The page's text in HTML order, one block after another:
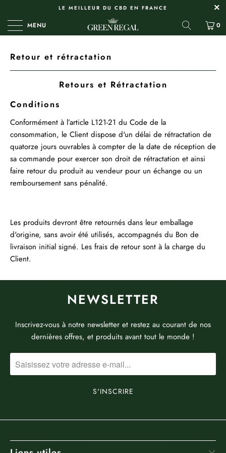
LE MEILLEUR DU CBD EN FRANCE
MENU 0
Retour et rétractation
Retours et Rétractation
Conditions
Conformément à l’article L121-21 du Code de la
consommation, le Client dispose d'un délai de rétractation de
quatorze jours ouvrables à compter de la date de réception de
sa commande pour exercer son droit de rétractation et ainsi
faire retour du produit au vendeur pour un échange ou un
remboursement sans pénalité.
Les produits devront être retournés dans leur emballage
d'origine, sans avoir été utilisés, accompagnés du Bon de
livraison initial signé. Les frais de retour sont à la charge du
Client.
NEWSLETTER
Inscrivez-vous à notre newsletter et restez au courant de nos
dernières offres, et produits avant tout le monde !